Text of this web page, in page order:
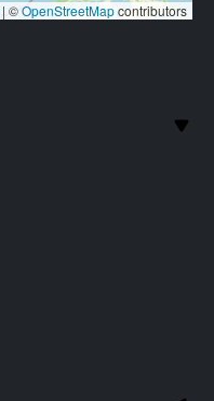
| ©OpenStreetMapcontributors